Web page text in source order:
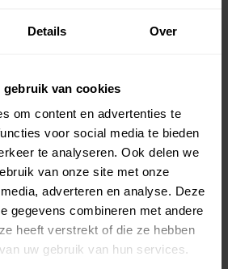
Details Over
gebruik van cookies
om content en advertenties te
voor social media te bieden
te analyseren. Ook delen we
van onze site met onze
adverteren en analyse. Deze
gegevens combineren met andere
heeft verstrekt of die ze hebben
uw gebruik van hun services.
een postcodegebied. Dit